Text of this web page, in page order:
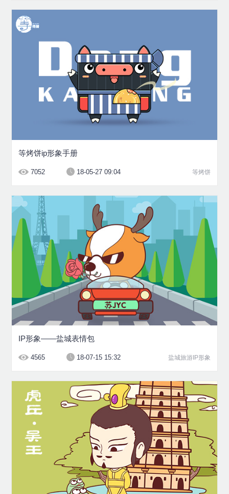
等烤饼ip形象手册
等烤饼
7052 18-05-27 09:04
IP形象——盐城表情包
盐城旅游IP形象
4565 18-07-15 15:32